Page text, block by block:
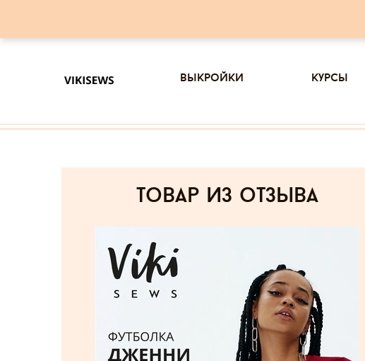
выкройки курсы
товар из отзыва